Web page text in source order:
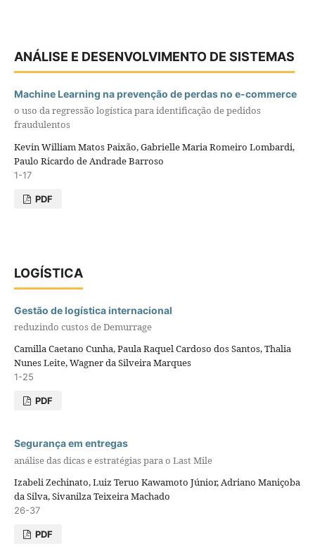
ANÁLISE E DESENVOLVIMENTO DE SISTEMAS
Machine Learning na prevenção de perdas no e-commerce
o uso da regressão logística para identificação de pedidos
fraudulentos
Kevin William Matos Paixão, Gabrielle Maria Romeiro Lombardi,
Paulo Ricardo de Andrade Barroso
1-17
PDF
LOGÍSTICA
Gestão de logística internacional
reduzindo custos de Demurrage
Camilla Caetano Cunha, Paula Raquel Cardoso dos Santos, Thalia
Nunes Leite, Wagner da Silveira Marques
1-25
PDF
Segurança em entregas
análise das dicas e estratégias para o Last Mile
Izabeli Zechinato, Luiz Teruo Kawamoto Júnior, Adriano Maniçoba
da Silva, Sivanilza Teixeira Machado
26-37
PDF